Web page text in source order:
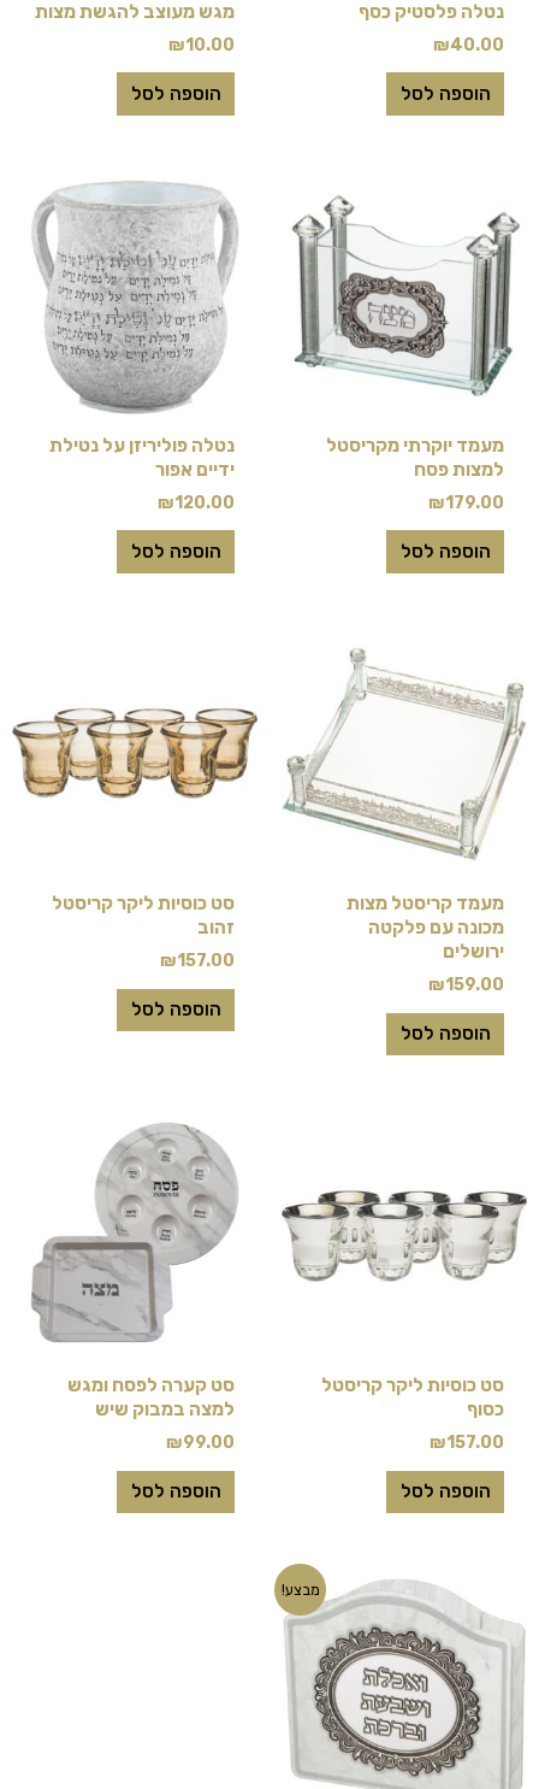
נטלה פלסטיק כסף
₪40.00
הוספה לסל
מגש מעוצב להגשת מצות
₪10.00
הוספה לסל
מעמד יוקרתי מקריסטל
למצות פסח
₪179.00
הוספה לסל
נטלה פוליריזן על נטילת
ידיים אפור
₪120.00
הוספה לסל
מעמד קריסטל מצות
מכונה עם פלקטה
ירושלים
₪159.00
הוספה לסל
סט כוסיות ליקר קריסטל
זהוב
₪157.00
הוספה לסל
סט כוסיות ליקר קריסטל
כסוף
₪157.00
הוספה לסל
סט קערה לפסח ומגש
למצה במבוק שיש
₪99.00
הוספה לסל
מבצע!
המחיר
המקורי
היה:
₪100.00.
המחיר
הנוכחי
הוא:
₪87.00.